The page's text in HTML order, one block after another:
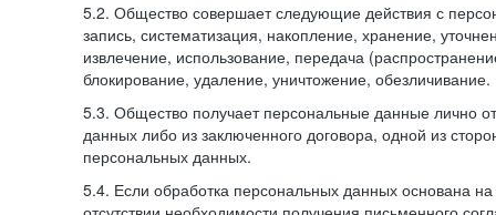
5.2. Общество совершает следующие действия с
запись, систематизация, накопление, хранение,
извлечение, использование, передача
блокирование, удаление, уничтожение, обезличивание.
5.3. Общество получает персональные данные лично
данных либо из заключенного договора, одной из
персональных данных.
5.4. Если обработка персональных данных основана на